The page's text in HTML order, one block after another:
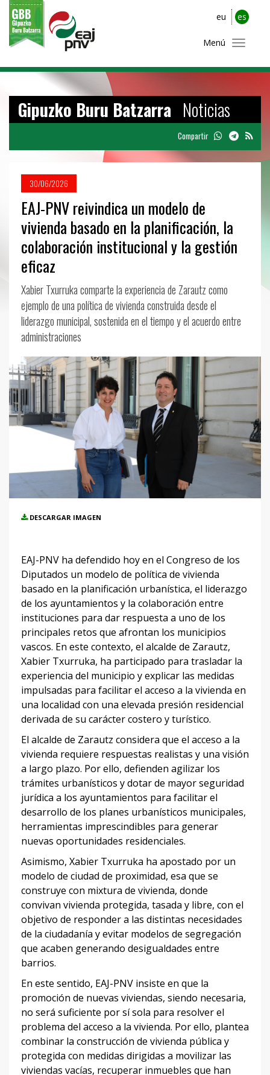
eu es
Menú
Gipuzko Buru Batzarra Noticias
Compartir
30/06/2026
EAJ-PNV reivindica un modelo de
vivienda basado en la planificación, la
colaboración institucional y la gestión
eficaz
Xabier Txurruka comparte la experiencia de Zarautz como
ejemplo de una política de vivienda construida desde el
liderazgo municipal, sostenida en el tiempo y el acuerdo entre
administraciones
DESCARGAR IMAGEN
EAJ-PNV ha defendido hoy en el Congreso de los
Diputados un modelo de política de vivienda
basado en la planificación urbanística, el liderazgo
de los ayuntamientos y la colaboración entre
instituciones para dar respuesta a uno de los
principales retos que afrontan los municipios
vascos. En este contexto, el alcalde de Zarautz,
Xabier Txurruka, ha participado para trasladar la
experiencia del municipio y explicar las medidas
impulsadas para facilitar el acceso a la vivienda en
una localidad con una elevada presión residencial
derivada de su carácter costero y turístico.
El alcalde de Zarautz considera que el acceso a la
vivienda requiere respuestas realistas y una visión
a largo plazo. Por ello, defienden agilizar los
trámites urbanísticos y dotar de mayor seguridad
jurídica a los ayuntamientos para facilitar el
desarrollo de los planes urbanísticos municipales,
herramientas imprescindibles para generar
nuevas oportunidades residenciales.
Asimismo, Xabier Txurruka ha apostado por un
modelo de ciudad de proximidad, esa que se
construye con mixtura de vivienda, donde
convivan vivienda protegida, tasada y libre, con el
objetivo de responder a las distintas necesidades
de la ciudadanía y evitar modelos de segregación
que acaben generando desigualdades entre
barrios.
En este sentido, EAJ-PNV insiste en que la
promoción de nuevas viviendas, siendo necesaria,
no será suficiente por sí sola para resolver el
problema del acceso a la vivienda. Por ello, plantea
combinar la construcción de vivienda pública y
protegida con medidas dirigidas a movilizar las
viviendas vacías, recuperar inmuebles que han